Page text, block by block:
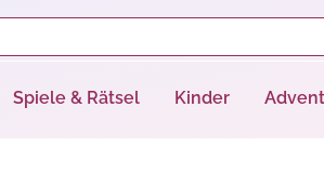
Spiele & Rätsel Kinder